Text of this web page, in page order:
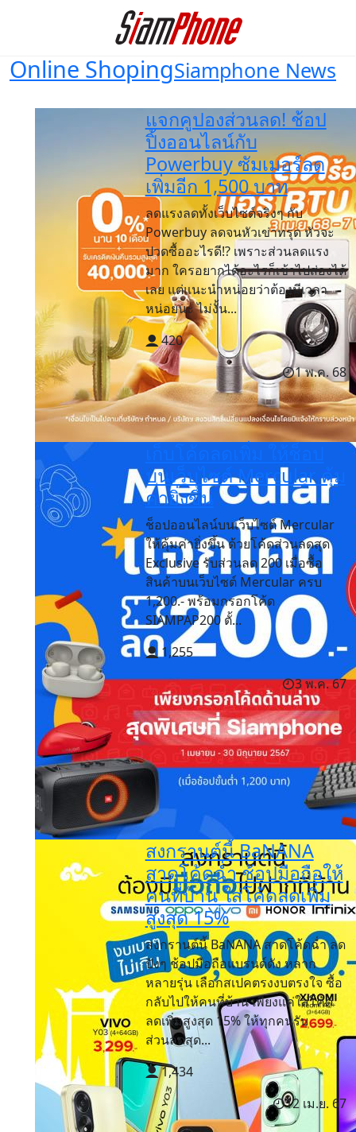
Online ShopingSiamphone News
แจกคูปองส่วนลด! ช้อป
ปิ้งออนไลน์กับ
Powerbuy ซัมเมอร์ลด
เพิ่มอีก 1,500 บาท
ลดแรงลดทั้งเว็บไซต์จริงๆ กับ
Powerbuy ลดจนหัวเข่าทรุด หัวจะ
ปวดซื้ออะไรดี!? เพราะส่วนลดแรง
มาก ใครอยากได้อะไรก็เข้าไปส่องได้
เลย แต่แนะนำหน่อยว่าต้องมีเวลา
หน่อยนะ ไม่งั้น...
420
1 พ.ค. 68
บนเว็บไซต์ Mercular คุ้ม
ค่ายิ่งขึ้น
ช็อปออนไลน์บนเว็บไซต์ Mercular
ให้คุ้มค่ายิ่งขึ้น ด้วยโค้ดส่วนลดสุด
Exclusive รับส่วนลด 200 เมื่อซื้อ
สินค้าบนเว็บไซต์ Mercular ครบ
1,200.- พร้อมกรอกโค้ด
SIAMPAP200 ตั้...
1,255
3 พ.ค. 67
สงกรานต์นี้ BaNANA
สาดโค้ดฉ่ำ ช้อปมือถือให้
คนที่บ้าน ใส่โค้ดลดเพิ่ม
สูงสุด 15%
สงกรานต์นี้ BaNANA สาดโค้ดฉ่ำ ลด
ปังๆ ช้อปมือถือแบรนด์ดัง หลาก
หลายรุ่น เลือกสเปคตรงงบตรงใจ ซื้อ
กลับไปให้คนที่บ้าน เพียงแค่ใส่โค้ด
ลดเพิ่มสูงสุด 15% ให้ทุกคนรับ
ส่วนลดสุด...
1,434
12 เม.ย. 67